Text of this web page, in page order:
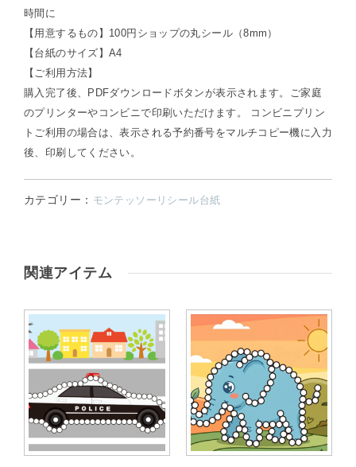
時間に
【用意するもの】100円ショップの丸シール（8mm）
【台紙のサイズ】A4
【ご利用方法】
購入完了後、PDFダウンロードボタンが表示されます。ご家庭
のプリンターやコンビニで印刷いただけます。 コンビニプリン
トご利用の場合は、表示される予約番号をマルチコピー機に入力
後、印刷してください。
カテゴリー： モンテッソーリシール台紙
関連アイテム